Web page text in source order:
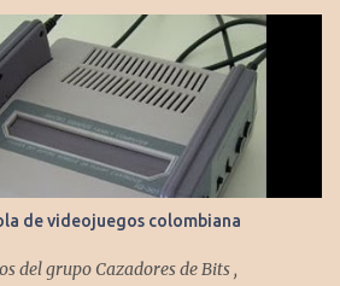
de videojuegos colombiana
del grupo Cazadores de Bits ,